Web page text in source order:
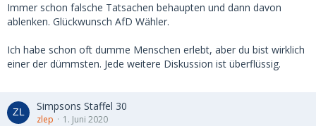
Immer schon falsche Tatsachen behaupten und dann davon
ablenken. Glückwunsch AfD Wähler.
Ich habe schon oft dumme Menschen erlebt, aber du bist wirklich
einer der dümmsten. Jede weitere Diskussion ist überflüssig.
Simpsons Staffel 30
zlep 1. Juni 2020